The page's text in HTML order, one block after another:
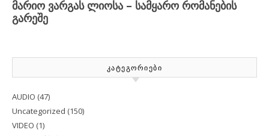
ᲙᲐᲢᲔᲒᲝᲠᲘᲔᲑᲘ
AUDIO (47)
Uncategorized (150)
VIDEO (1)